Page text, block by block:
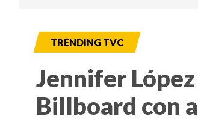
TRENDING TVC
Jennifer
Billboard con